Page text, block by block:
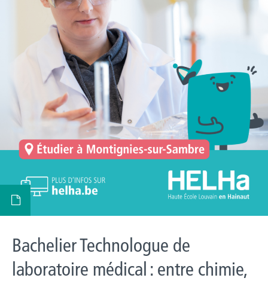
Bachelier Technologue de
laboratoire médical : entre chimie,